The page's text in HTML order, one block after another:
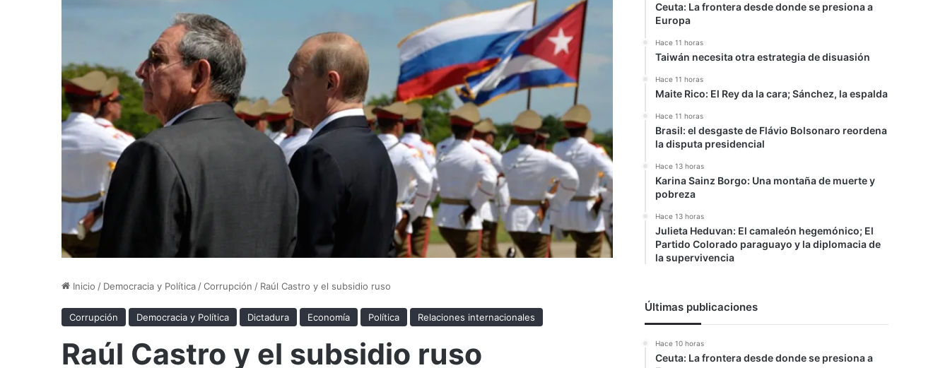
Inicio / Democracia y Política /Corrupción / Raúl Castro y el subsidio ruso
Corrupción Democracia y Política Dictadura Economía Política Relaciones internacionales
Raúl Castro y el subsidio ruso
Ceuta: La frontera desde donde se presiona a
Europa
Hace 11 horas
Taiwán necesita otra estrategia de disuasión
Hace 11 horas
Maite Rico: El Rey da la cara; Sánchez, la espalda
Hace 11 horas
Brasil: el desgaste de Flávio Bolsonaro reordena
la disputa presidencial
Hace 13 horas
Karina Sainz Borgo: Una montaña de muerte y
pobreza
Hace 13 horas
Julieta Heduvan: El camaleón hegemónico; El
Partido Colorado paraguayo y la diplomacia de
la supervivencia
Últimas publicaciones
Hace 10 horas
Ceuta: La frontera desde donde se presiona a